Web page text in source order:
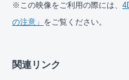
※この映像をご利用の際には、
の注意」 をご覧ください。
関連リンク